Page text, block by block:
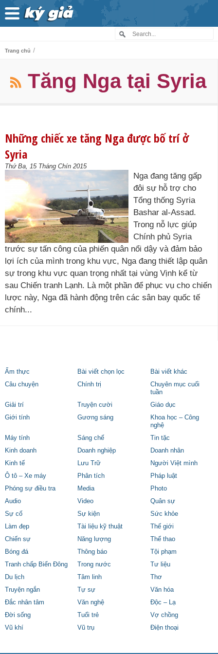
Trang chủ /
Tăng Nga tại Syria
Những chiếc xe tăng Nga được bố trí ở
Syria
Thứ Ba, 15 Tháng Chín 2015
Nga đang tăng gấp
đôi sự hỗ trợ cho
Tổng thống Syria
Bashar al-Assad.
Trong nỗ lực giúp
Chính phủ Syria
trước sự tấn công của phiến quân nổi dậy và đảm bảo
lợi ích của mình trong khu vực, Nga đang thiết lập quân
sự trong khu vực quan trọng nhất tại vùng Vịnh kể từ
sau Chiến tranh Lạnh. Là một phần để phục vụ cho chiến
lược này, Nga đã hành động trên các sân bay quốc tế
chính...
Ẩm thực Bài viết chọn lọc
Bài viết khác
Câu chuyện
Chính trị
Chuyên mục cuối
tuần
Giải trí
Truyện cười
Giáo dục
Giới tính
Gương sáng
Khoa học – Công
nghệ
Máy tính
Sáng chế
Tin tặc
Kinh doanh
Doanh nghiệp
Doanh nhân
Kinh tế
Lưu Trữ
Người Việt mình
Ô tô – Xe máy
Phân tích
Pháp luật
Phóng sự điều tra
Media
Photo
Audio
Video
Quân sự
Sự cố
Sự kiện
Sức khỏe
Làm đẹp
Tài liệu kỹ thuật
Thế giới
Chiến sự
Năng lượng
Thể thao
Bóng đá
Thông báo
Tội phạm
Tranh chấp Biển Đông
Trong nước
Tư liệu
Du lịch
Tâm linh
Thơ
Truyện ngắn
Tự sự
Văn hóa
Đắc nhân tâm
Văn nghệ
Độc – Lạ
Đời sống
Tuổi trẻ
Vợ chồng
Vũ khí
Vũ trụ Điện thoại